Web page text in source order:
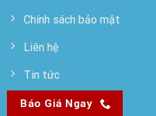
Chính sách bảo mật
Liên hệ
Tin tức
Báo Giá Ngay